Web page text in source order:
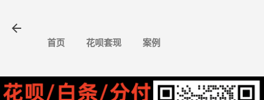
首页 花呗套现 案例